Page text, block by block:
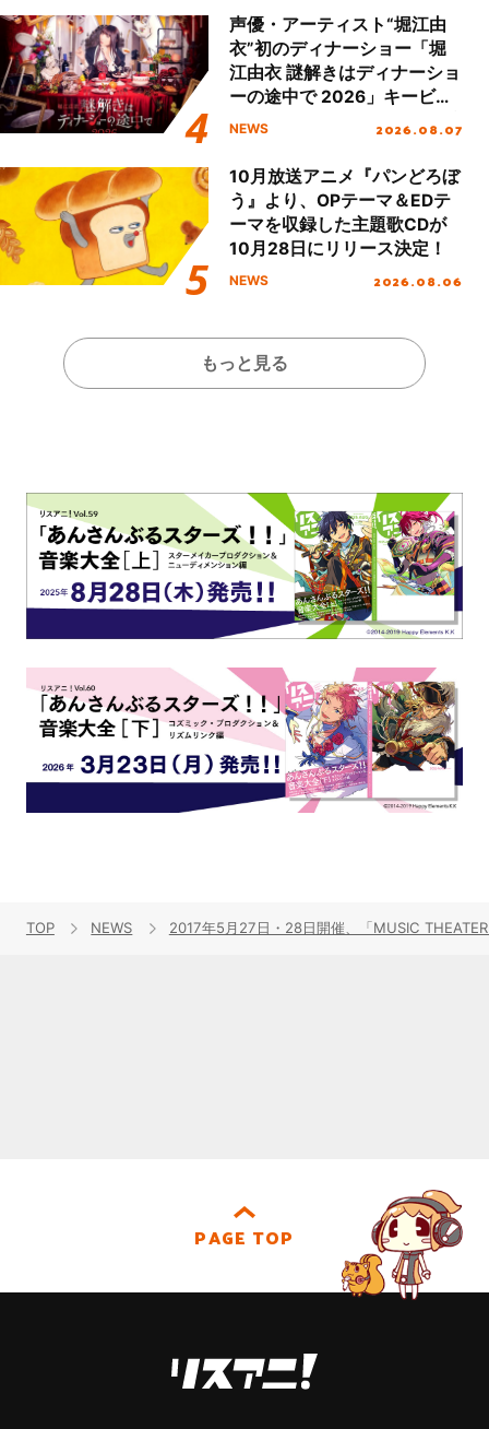
声優・アーティスト“堀江由
衣”初のディナーショー「堀
江由衣 謎解きはディナーショ
ーの途中で 2026」キービジ
ュアル＆グッズラインナップ
NEWS 2026.08.07
10月放送アニメ『パンどろぼ
う』より、OPテーマ＆EDテ
ーマを収録した主題歌CDが
10月28日にリリース決定！
NEWS 2026.08.06
もっと見る
TOP NEWS 2017年5月27日・28日開催、「MUSIC
PAGE TOP